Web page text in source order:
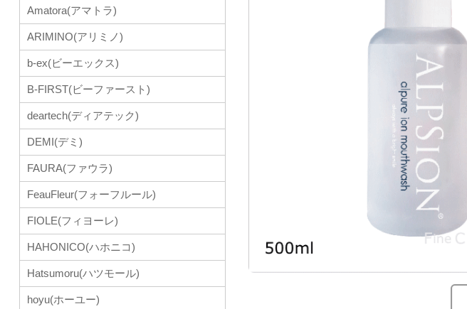
Amatora(アマトラ)
ARIMINO(アリミノ)
b-ex(ビーエックス)
B-FIRST(ビーファースト)
deartech(ディアテック)
DEMI(デミ)
FAURA(ファウラ)
FeauFleur(フォーフルール)
FIOLE(フィヨーレ)
HAHONICO(ハホニコ)
Hatsumoru(ハツモール)
hoyu(ホーユー)